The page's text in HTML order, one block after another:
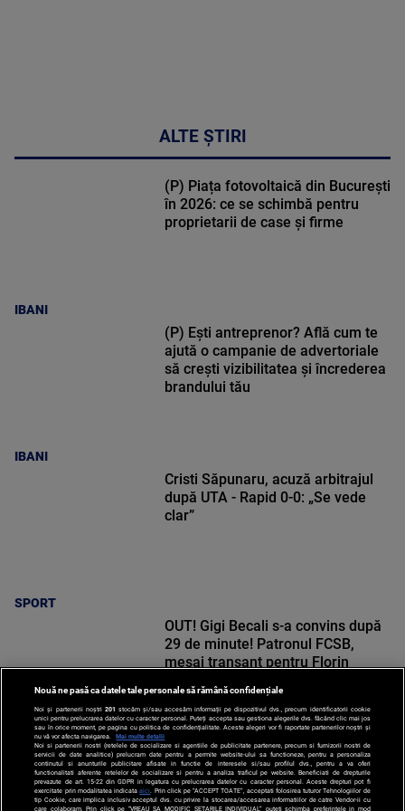
ALTE ȘTIRI
IBANI
(P) Piața fotovoltaică din București
în 2026: ce se schimbă pentru
proprietarii de case și firme
IBANI
(P) Ești antreprenor? Află cum te
ajută o campanie de advertoriale
să crești vizibilitatea și încrederea
brandului tău
SPORT
Cristi Săpunaru, acuză arbitrajul
după UTA - Rapid 0-0: „Se vede
clar”
SPORT
OUT! Gigi Becali s-a convins după
29 de minute! Patronul FCSB,
mesaj tranșant pentru Florin
Nouă ne pasă ca datele tale personale să rămână confidențiale
Noi și partenerii noștri 201 stocăm și/sau accesăm informații pe dispozitivul dvs., precum identificatorii cookie
unici pentru prelucrarea datelor cu caracter personal. Puteți accepta sau gestiona alegerile dvs. făcând clic mai jos
sau în orice moment, pe pagina cu politica de confidențialitate. Aceste alegeri vor fi raportate partenerilor noștri și
nu vă vor afecta navigarea.
Mai multe detalii
Noi si partenerii nostri (retelele de socializare si agentiile de publicitate partenere, precum si furnizorii nostri de
servicii de date analitice) prelucram date pentru a permite website-ului sa functioneze, pentru a personaliza
continutul si anunturile publicitare afisate in functie de interesele si/sau profilul dvs., pentru a va oferi
functionalitati aferente retelelor de socializare si pentru a analiza traficul pe website. Beneficiati de drepturile
prevazute de art. 15-22 din GDPR in legatura cu prelucrarea datelor cu caracter personal. Aceste drepturi pot fi
exercitate prin modalitatea indicataaici . Prin click pe “ACCEPT TOATE”, acceptati folosirea tuturor Tehnologiilor de
tip Cookie, care implica inclusiv acceptul dvs. cu privire la stocarea/accesarea informatiilor de catre Vendor-ii cu
care colaboram. Prin click pe “VREAU SA MODIFIC SETARILE INDIVIDUAL” puteti schimba preferintele in mod